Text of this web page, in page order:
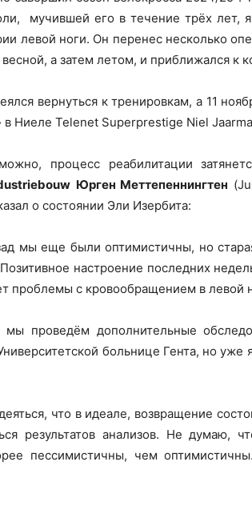
мучившей его в течение трёх лет,
левой ноги. Он перенес несколько
а затем летом, и приближался к
вернуться к тренировкам, а 11
в Ниеле Telenet Superprestige Niel
процесс реабилитации
Юрген Меттепеннингтен
о состоянии Эли Изербита:
мы еще были оптимистичны, но
настроение последних
проблемы с кровообращением в левой
проведём дополнительные
больнице Гента, но уже
что в идеале, возвращение
результатов анализов. Не думаю,
пессимистичны, чем